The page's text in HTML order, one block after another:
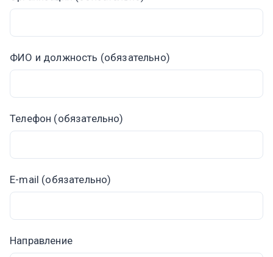
ФИО и должность (обязательно)
Телефон (обязательно)
E-mail (обязательно)
Направление